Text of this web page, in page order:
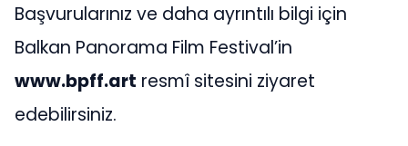
Başvurularınız ve daha ayrıntılı bilgi için
Balkan Panorama Film Festival’in
www.bpff.art resmî sitesini ziyaret
edebilirsiniz.